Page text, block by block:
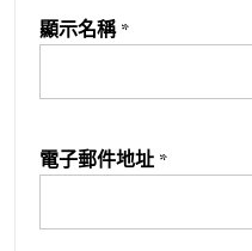
顯示名稱 *
電子郵件地址 *